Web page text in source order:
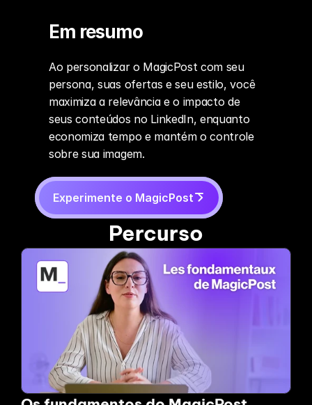
Em resumo
Ao personalizar o MagicPost com seu
persona, suas ofertas e seu estilo, você
maximiza a relevância e o impacto de
seus conteúdos no LinkedIn, enquanto
economiza tempo e mantém o controle
sobre sua imagem.
Experimente o MagicPost
Percurso